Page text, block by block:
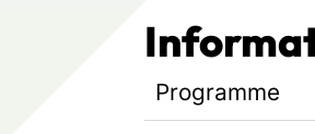
Programme